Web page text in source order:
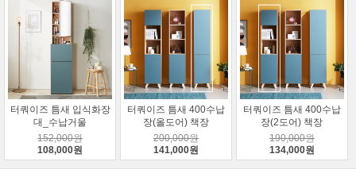
터쿼이즈 틈새 입식화장
대_수납거울
152,000원
108,000원
터쿼이즈 틈새 400수납
장(올도어) 책장
200,000원
141,000원
터쿼이즈 틈새 400수납
장(2도어) 책장
190,000원
134,000원